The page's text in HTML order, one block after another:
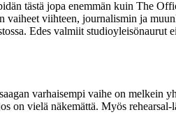
tästä jopa enemmän kuin The
viihteen, journalismin ja
Edes valmiit studioyleisönaurut
varhaisempi vaihe on melkein
on vielä näkemättä. Myös